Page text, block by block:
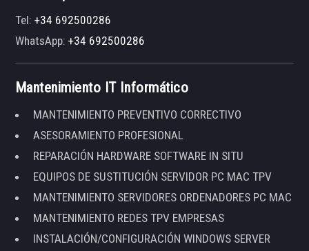
Tel:+34 692500286
WhatsApp:+34 692500286
Mantenimiento IT Informático
MANTENIMIENTO PREVENTIVO CORRECTIVO
ASESORAMIENTO PROFESIONAL
REPARACIÓN HARDWARE SOFTWARE IN SITU
EQUIPOS DE SUSTITUCIÓN SERVIDOR PC MAC TPV
MANTENIMIENTO SERVIDORES ORDENADORES PC MAC
MANTENIMIENTO REDES TPV EMPRESAS
INSTALACIÓN/CONFIGURACIÓN WINDOWS SERVER